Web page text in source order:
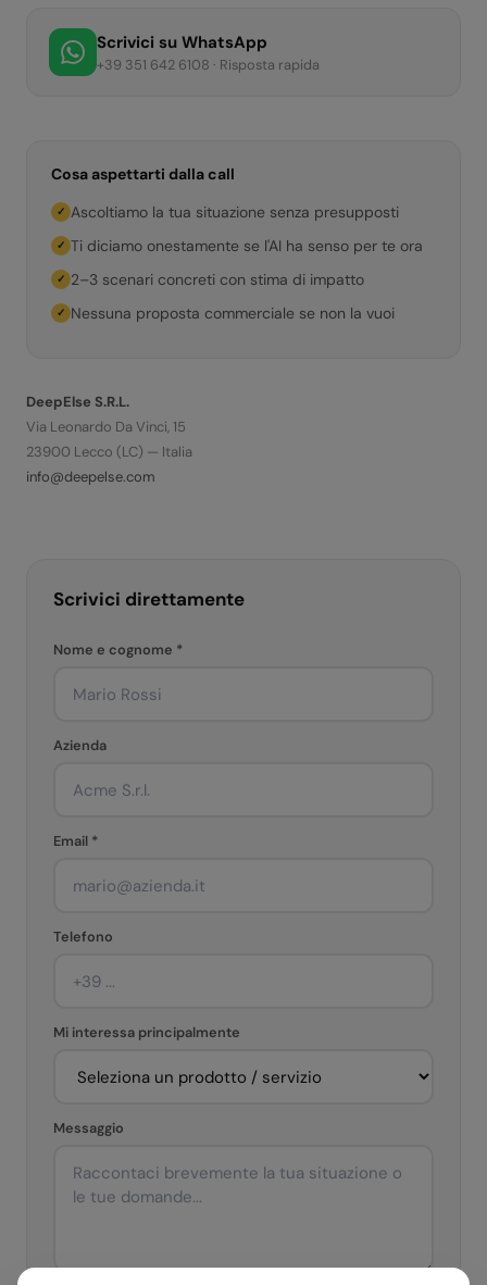
Scrivici su WhatsApp
+39 351 642 6108 · Risposta rapida
Cosa aspettarti dalla call
✓ Ascoltiamo la tua situazione senza presupposti
✓ Ti diciamo onestamente se l'AI ha senso per te ora
✓ 2–3 scenari concreti con stima di impatto
✓ Nessuna proposta commerciale se non la vuoi
DeepElse S.R.L.
Via Leonardo Da Vinci, 15
23900 Lecco (LC) — Italia
info@deepelse.com
Scrivici direttamente
Nome e cognome *
Azienda
Email *
Telefono
Mi interessa principalmente
Messaggio